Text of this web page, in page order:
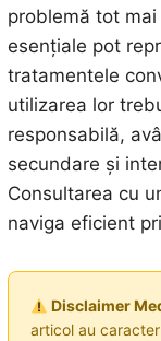
problemă tot
esențiale pot
tratamentele
utilizarea lor
responsabilă,
secundare și
Consultarea cu
naviga eficient
Disclaimer
articol au